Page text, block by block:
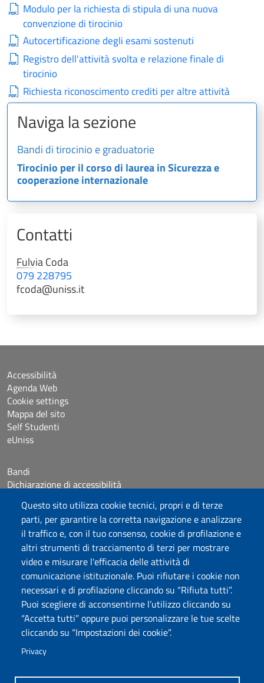
Questo sito utilizza cookie tecnici, propri e di terze
parti, per garantire la corretta navigazione e analizzare
il traffico e, con il tuo consenso, cookie di profilazione e
altri strumenti di tracciamento di terzi per mostrare
video e misurare l'efficacia delle attività di
comunicazione istituzionale. Puoi rifiutare i cookie non
necessari e di profilazione cliccando su “Rifiuta tutti”.
Puoi scegliere di acconsentirne l’utilizzo cliccando su
“Accetta tutti” oppure puoi personalizzare le tue scelte
cliccando su “Impostazioni dei cookie”.
Privacy
Modulo per la richiesta di stipula di una nuova
convenzione di tirocinio
Autocertificazione degli esami sostenuti
Registro dell'attività svolta e relazione finale di
tirocinio
Richiesta riconoscimento crediti per altre attività
Naviga la sezione
Bandi di tirocinio e graduatorie
Tirocinio per il corso di laurea in Sicurezza e
cooperazione internazionale
Contatti
FulviaCoda
079 228795
fcoda@uniss.it
Università degli Studi di Sassari
Dipartimento di Giurisprudenza
Viale Mancini 5, 07100 Sassari
Fax: +39 079 228941
Contatti telefonici
PEC: dip.giurisprudenza@pec.uniss.it
Accessibilità
Agenda Web
Cookie settings
Mappa del sito
Self Studenti
eUniss
Bandi
Dichiarazione di accessibilità
Protocollo
Seguici su